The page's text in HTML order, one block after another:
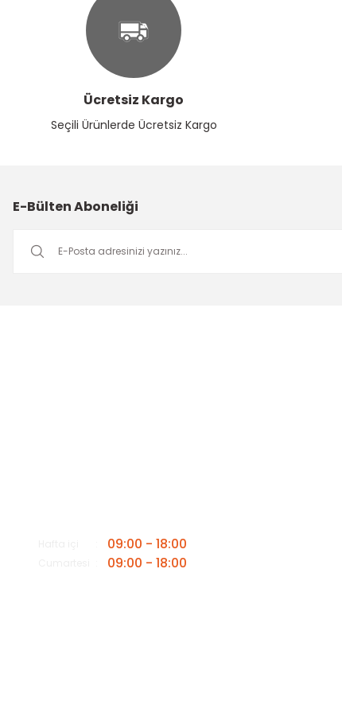
Bu ürüne benzer farklı alternatifler olmalı.
Ücretsiz Kargo
Seçili Ürünlerde Ücretsiz Kargo
E-Bülten Aboneliği
09:00 - 18:00
09:00 - 18:00